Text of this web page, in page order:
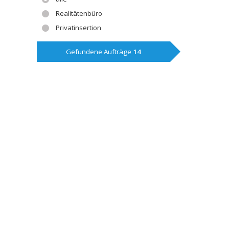
Realitätenbüro
Privatinsertion
Gefundene Aufträge 14